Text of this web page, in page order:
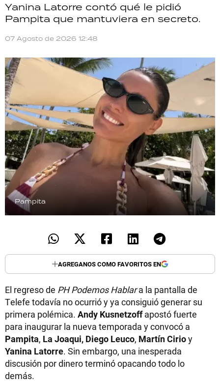
Yanina Latorre contó qué le pidió
Pampita que mantuviera en secreto.
07 Agosto de 2026 12:48
Pampita
AGREGANOS COMO FAVORITOS EN
El regreso de PH Podemos Hablara la pantalla de
Telefe todavía no ocurrió y ya consiguió generar su
primera polémica. Andy Kusnetzoffapostó fuerte
para inaugurar la nueva temporada y convocó a
Pampita, La Joaqui, Diego Leuco, Martín Cirioy
Yanina Latorre. Sin embargo, una inesperada
discusión por dinero terminó opacando todo lo
demás.